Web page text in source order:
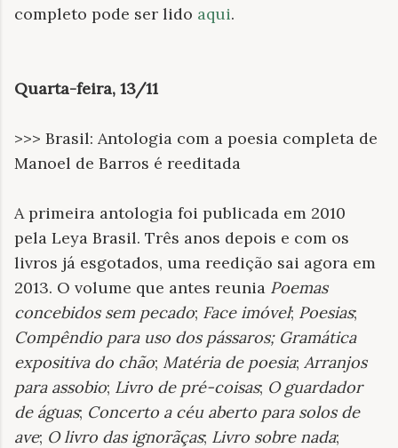
completo pode ser lido aqui.
Quarta-feira, 13/11
>>> Brasil: Antologia com a poesia completa de
Manoel de Barros é reeditada
A primeira antologia foi publicada em 2010
pela Leya Brasil. Três anos depois e com os
livros já esgotados, uma reedição sai agora em
2013. O volume que antes reunia Poemas
concebidos sem pecado; Face imóvel; Poesias;
Compêndio para uso dos pássaros; Gramática
expositiva do chão; Matéria de poesia; Arranjos
para assobio; Livro de pré-coisas; O guardador
de águas; Concerto a céu aberto para solos de
ave; O livro das ignorãças; Livro sobre nada;